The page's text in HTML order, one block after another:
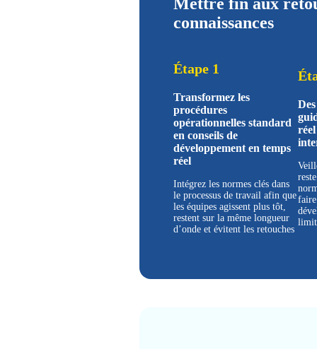
connaissances
Étape 1
Transformez les
procédures
opérationnelles standard
en conseils de
développement en temps
réel
Intégrez les normes clés dans
le processus de travail afin que
les équipes agissent plus tôt,
restent sur la même longueur
d’onde et évitent les retouches